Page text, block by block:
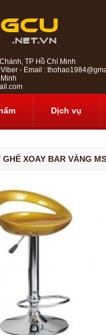
TP Hồ Chí Minh
- Email :
Dịch vụ
GHẾ XOAY BAR VÀNG